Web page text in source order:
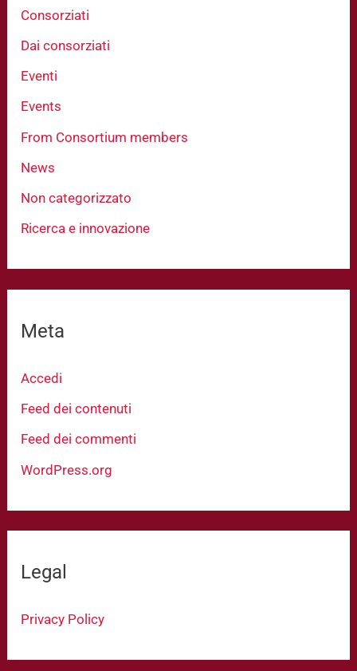
Consorziati
Dai consorziati
Eventi
Events
From Consortium members
News
Non categorizzato
Ricerca e innovazione
Meta
Accedi
Feed dei contenuti
Feed dei commenti
WordPress.org
Legal
Privacy Policy